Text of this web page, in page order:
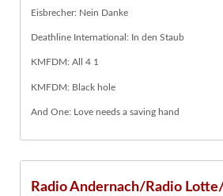
Eisbrecher: Nein Danke
Deathline International: In den Staub
KMFDM: All 4 1
KMFDM: Black hole
And One: Love needs a saving hand
Radio Andernach/Radio